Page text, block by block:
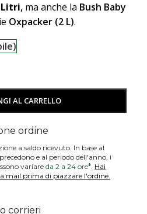
Litri, ma anche la Bush Baby
Oxpacker (2 L).
AL CARRELLO
ordine
a saldo ricevuto. In base al
e al periodo dell'anno, i
variare da 2 a 24 ore*. Hai
mail prima di piazzare l'ordine.
corrieri